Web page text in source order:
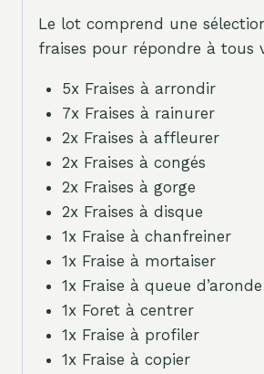
Le lot comprend une
fraises pour répondre à tous
5x Fraises à arrondir
7x Fraises à rainurer
2x Fraises à affleurer
2x Fraises à congés
2x Fraises à gorge
2x Fraises à disque
1x Fraise à chanfreiner
1x Fraise à mortaiser
1x Fraise à queue d’aronde
1x Foret à centrer
1x Fraise à profiler
1x Fraise à copier